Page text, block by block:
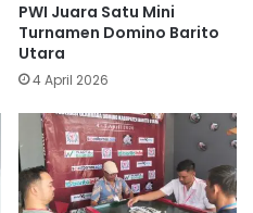
PWI Juara Satu Mini
Turnamen Domino Barito
Utara
4 April 2026